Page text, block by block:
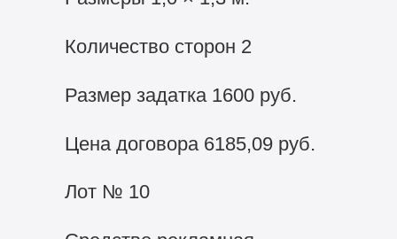
Количество сторон 2
Размер задатка 1600 руб.
Цена договора 6185,09 руб.
Лот № 10